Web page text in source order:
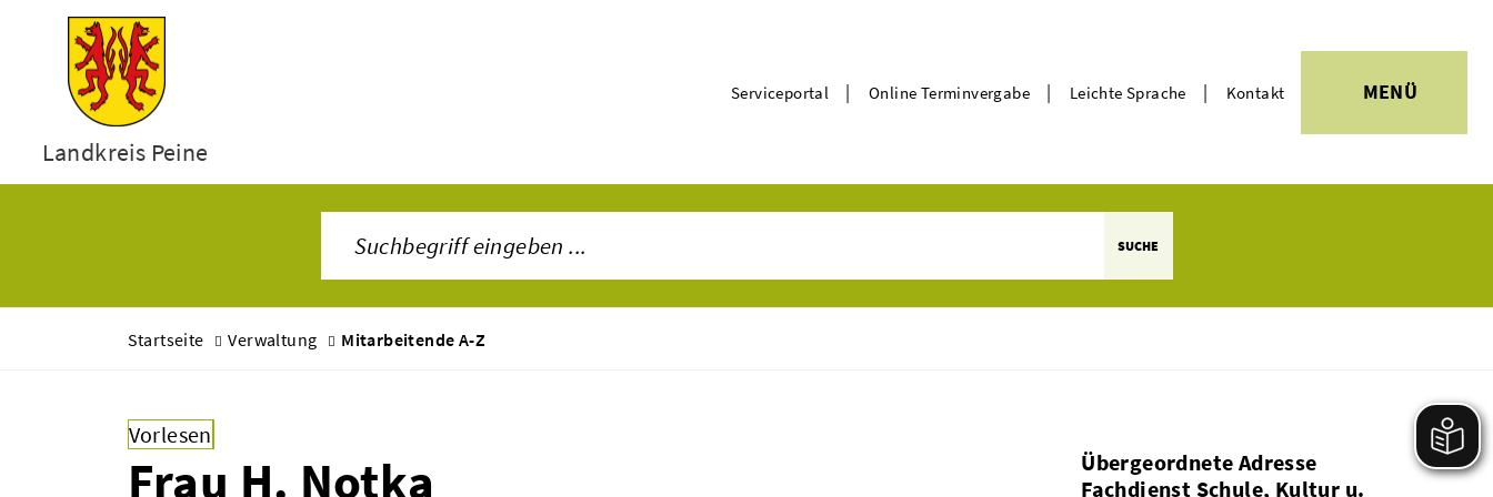
Landkreis Peine
Serviceportal | Online Terminvergabe | Leichte Sprache | Kontakt MENÜ
SUCHE
Startseite Verwaltung Mitarbeitende A-Z
Vorlesen
Frau H. Notka
Übergeordnete Adresse
Fachdienst Schule, Kultur u.